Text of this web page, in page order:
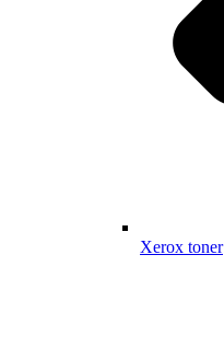
Xerox toner